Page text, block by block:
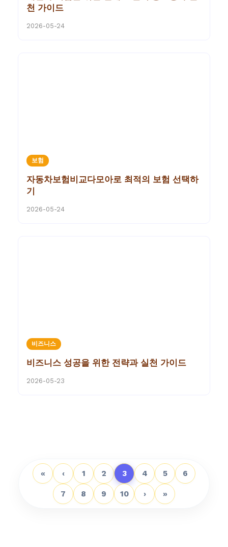
천 가이드
2026-05-24
보험
자동차보험비교다모아로 최적의 보험 선택하
기
2026-05-24
비즈니스
비즈니스 성공을 위한 전략과 실천 가이드
2026-05-23
« ‹ 1 2 3 4 5 6
7 8 9 10 › »